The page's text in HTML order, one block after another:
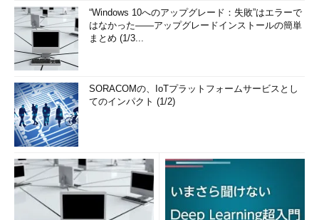
“Windows 10へのアップグレード：失敗”はエラーで
はなかった――アップグレードインストールの簡単
まとめ (1/3...
SORACOMの、IoTプラットフォームサービスとし
てのインパクト (1/2)